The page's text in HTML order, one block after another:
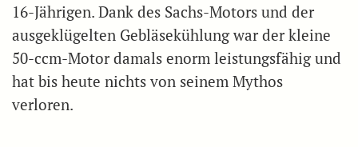
16-Jährigen. Dank des Sachs-Motors und der
ausgeklügelten Gebläsekühlung war der kleine
50-ccm-Motor damals enorm leistungsfähig und
hat bis heute nichts von seinem Mythos
verloren.